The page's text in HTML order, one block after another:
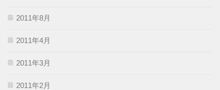
2011年8月
2011年4月
2011年3月
2011年2月